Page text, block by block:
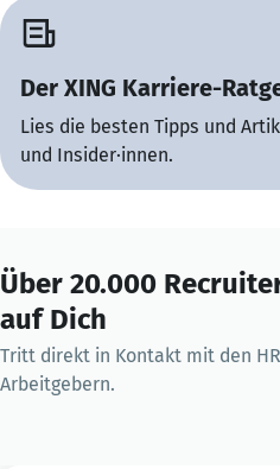
Der XING Karriere-
Lies die besten Tipps und
und Insider·innen.
Über 20.000
auf Dich
Tritt direkt in Kontakt mit den
Arbeitgebern.